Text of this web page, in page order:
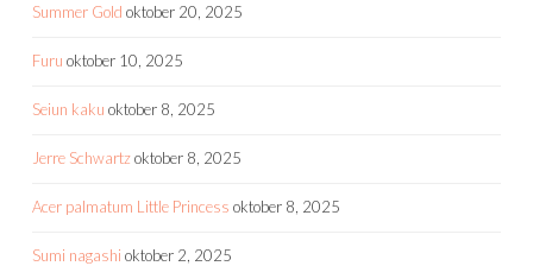
Summer Gold oktober 20, 2025
Furu oktober 10, 2025
Seiun kaku oktober 8, 2025
Jerre Schwartzoktober 8, 2025
Acer palmatum Little Princess oktober 8, 2025
Sumi nagashi oktober 2, 2025